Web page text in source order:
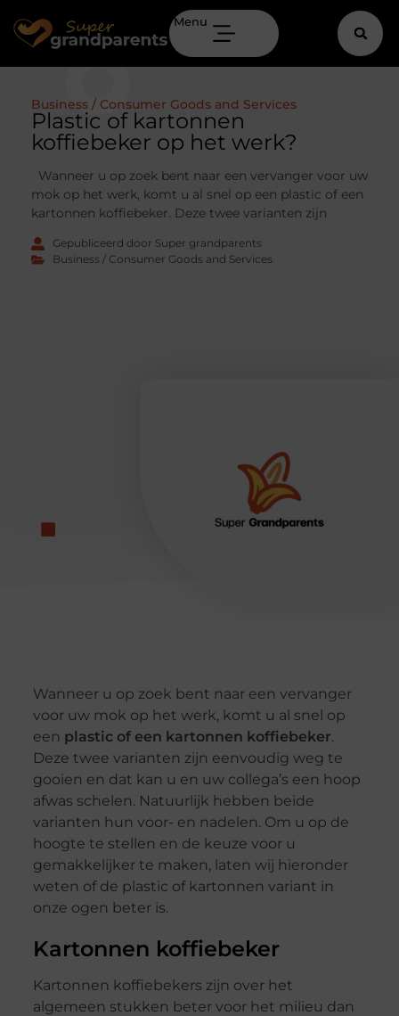
Menu
Business / Consumer Goods and Services
Plastic of kartonnen
koffiebeker op het werk?
Wanneer u op zoek bent naar een vervanger voor uw
mok op het werk, komt u al snel op een plastic of een
kartonnen koffiebeker. Deze twee varianten zijn
Gepubliceerd door Super grandparents
Business / Consumer Goods and Services
Wanneer u op zoek bent naar een vervanger
voor uw mok op het werk, komt u al snel op
een plastic of een kartonnen koffiebeker.
Deze twee varianten zijn eenvoudig weg te
gooien en dat kan u en uw collega’s een hoop
afwas schelen. Natuurlijk hebben beide
varianten hun voor- en nadelen. Om u op de
hoogte te stellen en de keuze voor u
gemakkelijker te maken, laten wij hieronder
weten of de plastic of kartonnen variant in
onze ogen beter is.
Kartonnen koffiebeker
Kartonnen koffiebekers zijn over het
algemeen stukken beter voor het milieu dan